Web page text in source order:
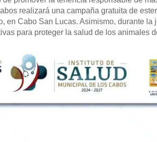
realizará una campaña gratuita de
en Cabo San Lucas. Asimismo, durante
para proteger la salud de los animales